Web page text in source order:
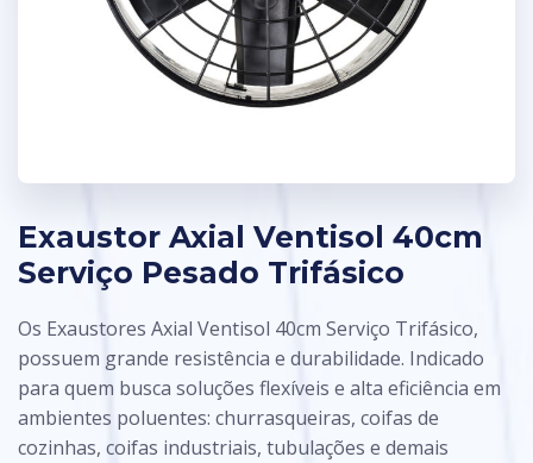
Exaustor Axial Ventisol 40cm
Serviço Pesado Trifásico
Os Exaustores Axial Ventisol 40cm Serviço Trifásico,
possuem grande resistência e durabilidade. Indicado
para quem busca soluções flexíveis e alta eficiência em
ambientes poluentes: churrasqueiras, coifas de
cozinhas, coifas industriais, tubulações e demais